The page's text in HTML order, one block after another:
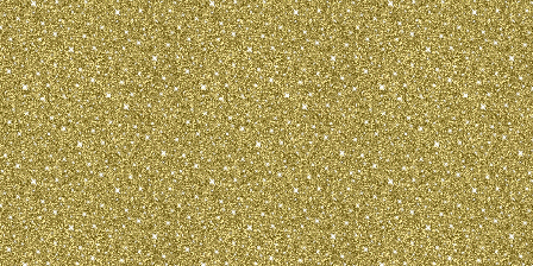
Морда: сухая, заостренная, по длине
черепной части. Губы: тонкие,
Челюсти зубы: небольшие, белые,
Скулы: плоские. Глаза: довольно
выпуклые, широко и прямо
или в тон окраса, плотно
высоко посаженные, стоячие.